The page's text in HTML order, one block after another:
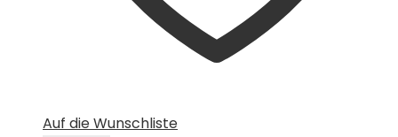
Auf die Wunschliste